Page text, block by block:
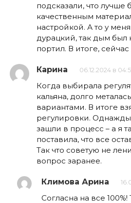
подсказали, что лучше
качественным
настройкой. А то у
дурацкий, так дым был
портил. В итоге, сейчас
Карина 06.12.2024 в
Когда выбирала
кальяна, долго
вариантами. В итоге
регулировки.
зашли в процесс – а я
поставила, что все
Так что советую не
вопрос заранее.
Климова Арина
Согласна на все